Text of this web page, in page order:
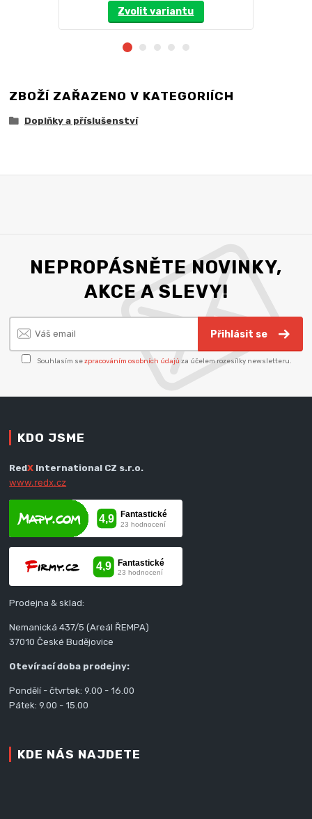
Zvolit variantu
ZBOŽÍ ZAŘAZENO V KATEGORIÍCH
Doplňky a příslušenství
NEPROPÁSNĚTE NOVINKY,
AKCE A SLEVY!
Přihlásit se
Souhlasím sezpracováním osobních údajů za účelem rozesílky newsletteru.
KDO JSME
RedX International CZ s.r.o.
www.redx.cz
Prodejna & sklad:
Nemanická 437/5 (Areál ŘEMPA)
37010 České Budějovice
Otevírací doba prodejny:
Pondělí - čtvrtek: 9.00 - 16.00
Pátek: 9.00 - 15.00
KDE NÁS NAJDETE